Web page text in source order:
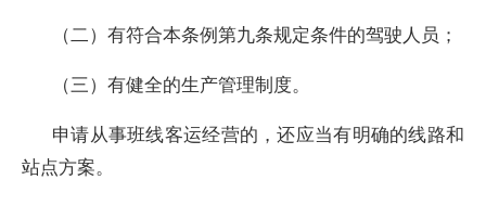
（二）有符合本条例第九条规定条件的驾驶人员；
（三）有健全的生产管理制度。
申请从事班线客运经营的，还应当有明确的线路和
站点方案。